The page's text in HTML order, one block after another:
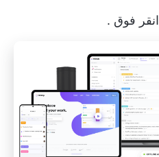
انقر فوق .